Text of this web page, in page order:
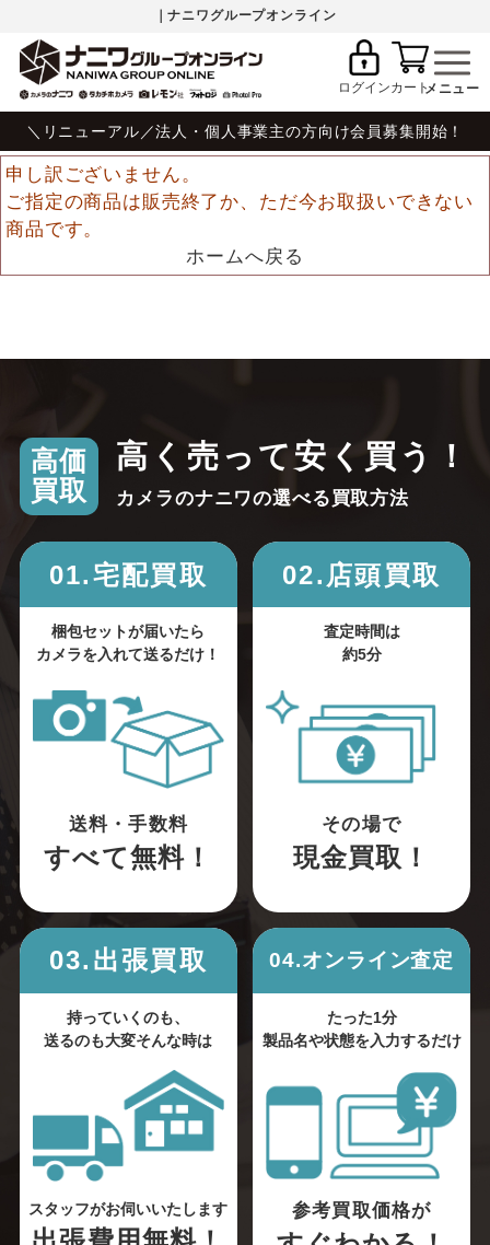
｜ナニワグループオンライン
ログインカート
＼リニューアル／法人・個人事業主の方向け会員募集開始！
申し訳ございません。
ご指定の商品は販売終了か、ただ今お取扱いできない
商品です。
ホームへ戻る
高価
買取
高く売って安く買う！
カメラのナニワの選べる買取方法
01.宅配買取
梱包セットが届いたら
カメラを入れて送るだけ！
送料・手数料
すべて無料！
02.店頭買取
査定時間は
約5分
その場で
現金買取！
03.出張買取
持っていくのも、
送るのも大変そんな時は
スタッフがお伺いいたします
04.オンライン査定
たった1分
製品名や状態を入力するだけ
参考買取価格が